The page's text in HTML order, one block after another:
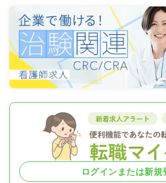
ログインまたは新規